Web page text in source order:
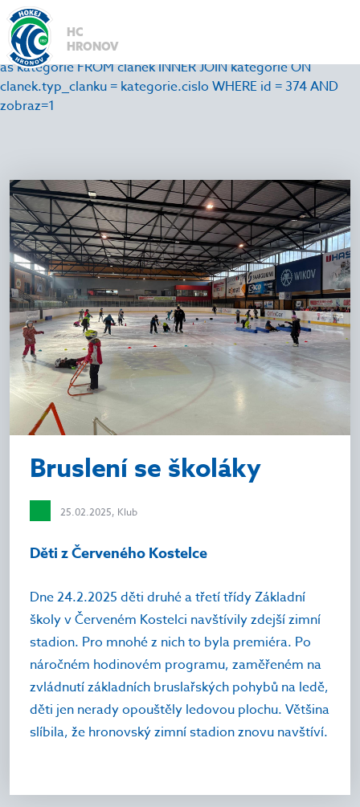
SELECT
as kategorie FROM clanek INNER JOIN kategorie ON
clanek.typ_clanku = kategorie.cislo WHERE id = 374 AND
zobraz=1
HC
HRONOV
Bruslení se školáky
25.02.2025, Klub
Děti z Červeného Kostelce
Dne 24.2.2025 děti druhé a třetí třídy Základní
školy v Červeném Kostelci navštívily zdejší zimní
stadion. Pro mnohé z nich to byla premiéra. Po
náročném hodinovém programu, zaměřeném na
zvládnutí základních bruslařských pohybů na ledě,
děti jen nerady opouštěly ledovou plochu. Většina
slíbila, že hronovský zimní stadion znovu navštíví.